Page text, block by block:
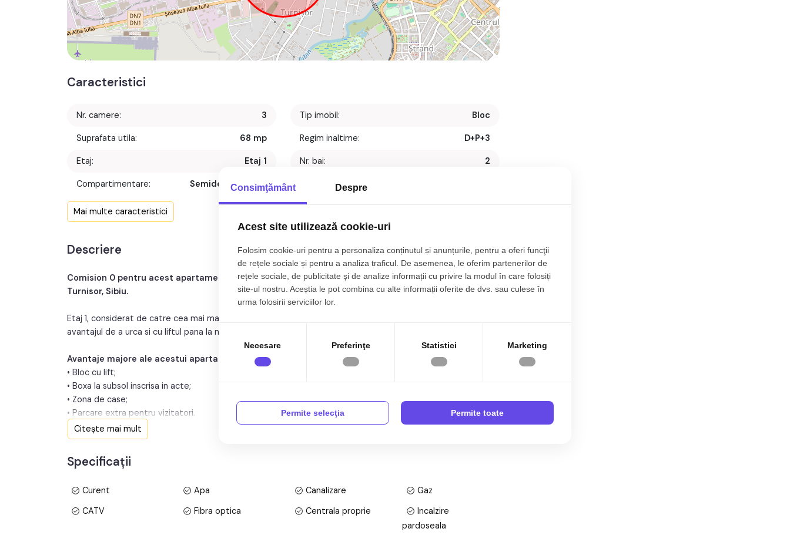
Caracteristici
Nr. camere: 3
Suprafata utila: 68 mp
Etaj: Etaj 1
Compartimentare: Semidecomandat
Tip imobil: Bloc
Regim inaltime: D+P+3
Nr. bai: 2
S. construita:
Confort: 1
1
Nr. balcoane: 2
An constructie:
Structura:
Orientare: Sud-Vest
Mai multe caracteristici
Descriere
Comision 0 pentru acest apartament de 3 camere de vanzare, semidecomandat, 68 mp, zona
Turnisor, Sibiu.
Etaj 1, considerat de catre cea mai mare parte dintre cumparatori ca fiind etajul ideal, in acest bloc ai
avantajul de a urca si cu liftul pana la nivelul apartamentului.
Avantaje majore ale acestui apartament:
• Bloc cu lift;
• Boxa la subsol inscrisa in acte;
• Zona de case;
• Parcare extra pentru vizitatori.
TABOO Imobiliare propune un apartament de vanzare cu 3 camere, semidecomandat, situat in localitatea
Retras; anul constructiei 2025, structura caramida. Suprafata utila de 68 mp + 2 ba;coane de 16 mp,
Apartamentul este structurat astfel:
Citește mai mult
Specificații
Curent Apa Canalizare
Gaz
CATV
Fibra optica Centrala proprie
Incalzire
pardoseala
Consimţământ Despre
Acest site utilizează cookie-uri
Folosim cookie-uri pentru a personaliza conținutul și anunțurile, pentru a oferi funcţii
de rețele sociale și pentru a analiza traficul. De asemenea, le oferim partenerilor de
rețele sociale, de publicitate şi de analize informații cu privire la modul în care folosiți
site-ul nostru. Aceștia le pot combina cu alte informații oferite de dvs. sau culese în
urma folosirii serviciilor lor.
Necesare Preferinţe Statistici Marketing
Permite selecţia Permite toate